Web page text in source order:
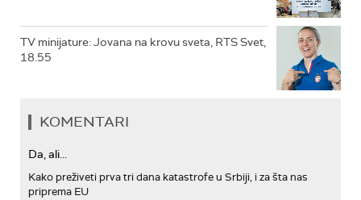
TV minijature: Jovana na krovu sveta, RTS Svet,
18.55
KOMENTARI
Da, ali...
Kako preživeti prva tri dana katastrofe u Srbiji, i za šta nas
priprema EU